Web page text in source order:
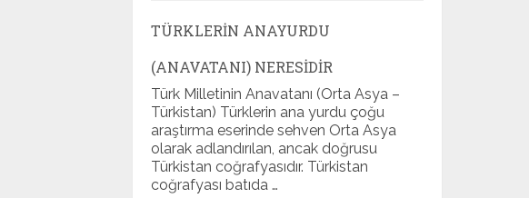
TÜRKLERIN ANAYURDU
(ANAVATANI) NERESIDIR
Türk Milletinin Anavatanı (Orta Asya –
Türkistan) Türklerin ana yurdu çoğu
araştırma eserinde sehven Orta Asya
olarak adlandırılan, ancak doğrusu
Türkistan coğrafyasıdır. Türkistan
coğrafyası batıda …